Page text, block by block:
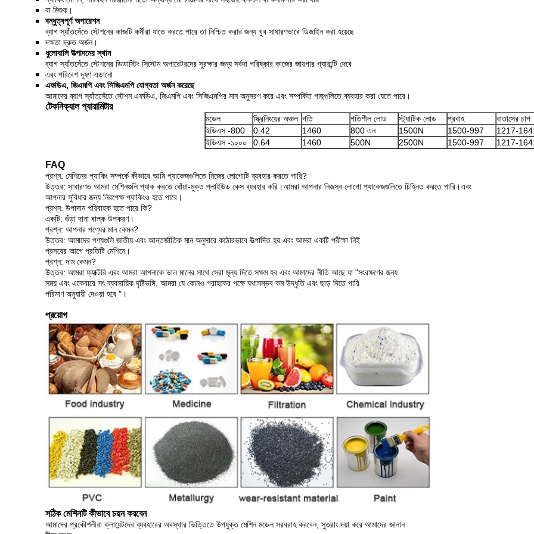
বা মিশুক।
বন্ধুত্বপূর্ণ অপারেশন
ব্যাগ স্যাঁতসেঁতে স্টেশনের কাজটি কর্মীরা যাতে করতে পারে তা নিশ্চিত করার জন্য খুব সাধারণভাবে ডিজাইন করা হয়েছে
দক্ষতা দ্রুত অর্জন।
ধুলোবালি উত্পাদনের স্থান
ব্যাগ স্যাঁতসেঁতে স্টেশনের ডিডাস্টিং সিস্টেম অপারেটরদের সুরক্ষার জন্য সর্বদা পরিষ্কার কাজের জায়গার গ্যারান্টি দেবে
এবং পরিবেশ দূষণ এড়ানো
এফডিএ, জিএমপি এবং সিজিএমপি যোগ্যতা অর্জন করেছে
আমাদের ব্যাগ স্যাঁতসেঁতে স্টেশন এফডিএ, জিএমপি এবং সিজিএমপির মান অনুসরণ করে এবং সম্পর্কিত গাছগুলিতে ব্যবহার করা যেতে পারে।
টেকনিক্যাল প্যারামিটার
মডেল স্ক্রিনিংয়ের অঞ্চল গতি গতিশীল লোড স্ট্যাটিক লোড প্রবাহ
বাতাসের চাপ
ইডিএস -800
0.42 1460 800 এন 1500N 1500-997
1217-
ইডিএস -১০০০
0.64 1460 500N 2500N 1500-997 1217-
FAQ
প্রশ্ন: মেশিনের প্যাকিং সম্পর্কে কীভাবে আমি প্যাকেজগুলিতে নিজের লোগোটি ব্যবহার করতে পারি?
উত্তর: সাধারণত আমরা মেশিনগুলি প্যাক করতে ধোঁয়া-মুক্ত প্লাইউড কেস ব্যবহার করি।আমরা আপনার নিজস্ব লোগো প্যাকেজগুলিতে চিহ্নিত করতে পারি।এবং
আপনার সুবিধার জন্য নিরপেক্ষ প্যাকিংও হতে পারে।
প্রশ্ন: উপাদান পরিবাহক হতে পারে কি?
একটি: গুঁড়া দানা বাল্ক উপকরণ।
প্রশ্ন: আপনার পণ্যের মান কেমন?
উত্তর: আমাদের পণ্যগুলি জাতীয় এবং আন্তর্জাতিক মান অনুসারে কঠোরভাবে উত্পাদিত হয় এবং আমরা একটি পরীক্ষা নিই
প্রসবের আগে প্রতিটি মেশিনে।
প্রশ্ন: দাম কেমন?
উত্তর: আমরা ফ্যাক্টরি এবং আমরা আপনাকে ভাল মানের সাথে সেরা মূল্য দিতে সক্ষম হব এবং আমাদের নীতি আছে যা "সংরক্ষণের জন্য
সময় এবং একেবারে সৎ ব্যবসায়িক দৃষ্টিভঙ্গি, আমরা যে কোনও গ্রাহকের পক্ষে যথাসম্ভব কম উদ্ধৃতি এবং ছাড় দিতে পারি
পরিমাণ অনুযায়ী দেওয়া হবে "।
প্রয়োগ
সঠিক মেশিনটি কীভাবে চয়ন করবেন
আমাদের প্রকৌশলীরা ক্লায়েন্টদের ব্যবহারের অবস্থার ভিত্তিতে উপযুক্ত মেশিন মডেল সরবরাহ করবেন, সুতরাং দয়া করে আমাদের জানান